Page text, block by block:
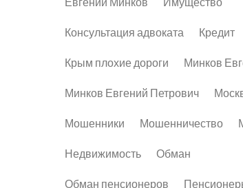
Консультация адвоката Кредит
Крым плохие дороги Минков
Минков Евгений Петрович
Мошенники Мошенничество
Недвижимость Обман
Обман пенсионеров